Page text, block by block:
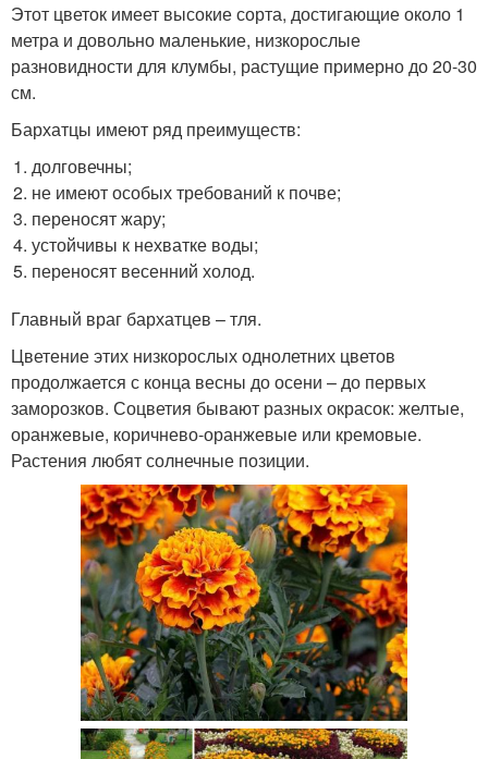
Этот цветок имеет высокие сорта, достигающие около 1
метра и довольно маленькие, низкорослые
разновидности для клумбы, растущие примерно до 20-30
см.
Бархатцы имеют ряд преимуществ:
долговечны;
не имеют особых требований к почве;
переносят жару;
устойчивы к нехватке воды;
переносят весенний холод.
Главный враг бархатцев – тля.
Цветение этих низкорослых однолетних цветов
продолжается с конца весны до осени – до первых
заморозков. Соцветия бывают разных окрасок: желтые,
оранжевые, коричнево-оранжевые или кремовые.
Растения любят солнечные позиции.